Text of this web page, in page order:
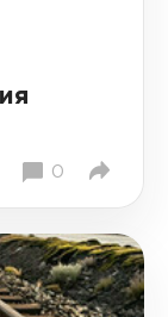
0